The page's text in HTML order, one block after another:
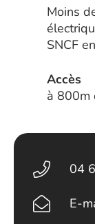
Moins
SNCF
Accès
à 800m
04
E-